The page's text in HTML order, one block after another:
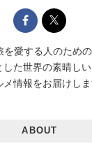
を愛する人のため
た世界の素晴し
情報をお届けしま
ABOUT